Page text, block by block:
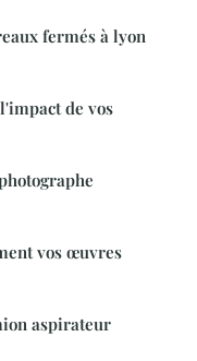
fermés à lyon
de vos
vos œuvres
aspirateur